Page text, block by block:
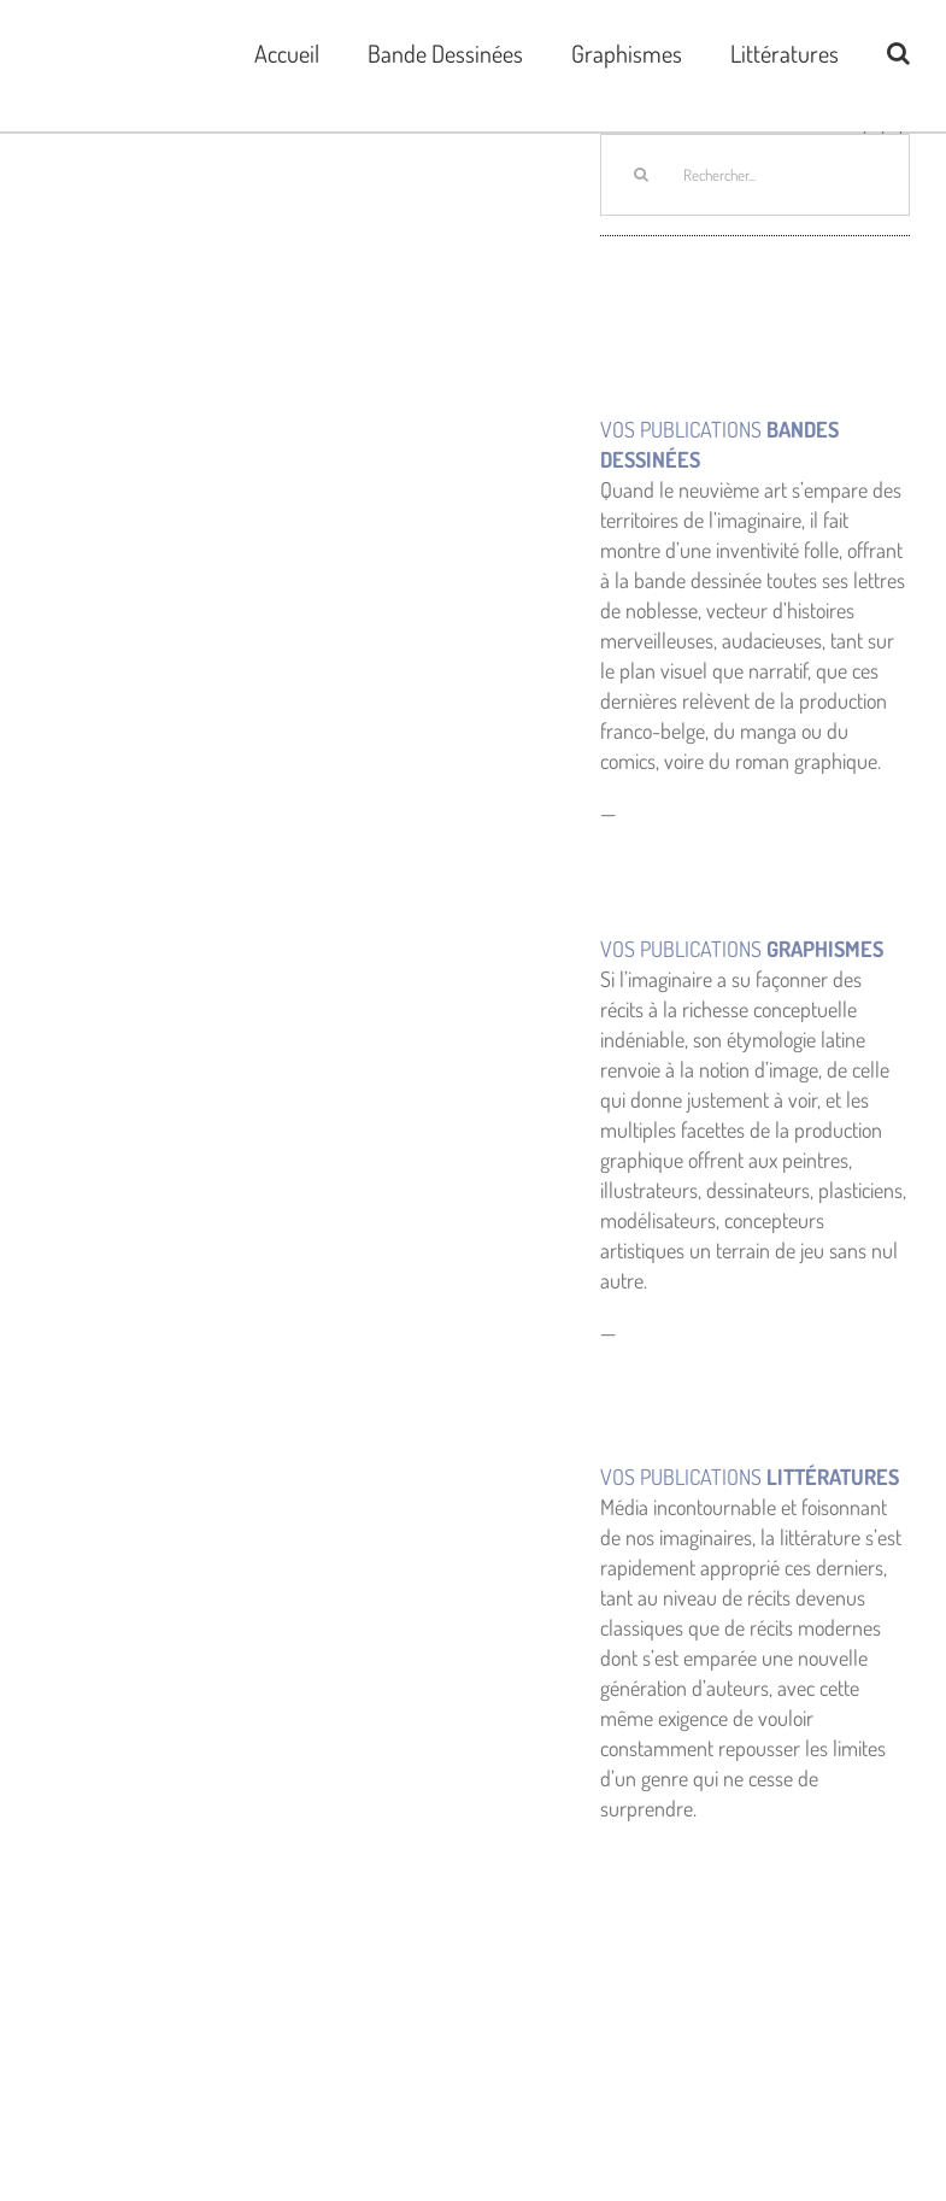
Accueil Bande Dessinées Graphismes Littératures
VOS PUBLICATIONS BANDES
DESSINÉES
Quand le neuvième art s’empare des
territoires de l’imaginaire, il fait
montre d’une inventivité folle, offrant
à la bande dessinée toutes ses lettres
de noblesse, vecteur d’histoires
merveilleuses, audacieuses, tant sur
le plan visuel que narratif, que ces
dernières relèvent de la production
franco-belge, du manga ou du
comics, voire du roman graphique.
—
VOS PUBLICATIONS GRAPHISMES
Si l’imaginaire a su façonner des
récits à la richesse conceptuelle
indéniable, son étymologie latine
renvoie à la notion d’image, de celle
qui donne justement à voir, et les
multiples facettes de la production
graphique offrent aux peintres,
illustrateurs, dessinateurs, plasticiens,
modélisateurs, concepteurs
artistiques un terrain de jeu sans nul
autre.
—
VOS PUBLICATIONS LITTÉRATURES
Média incontournable et foisonnant
de nos imaginaires, la littérature s’est
rapidement approprié ces derniers,
tant au niveau de récits devenus
classiques que de récits modernes
dont s’est emparée une nouvelle
génération d’auteurs, avec cette
même exigence de vouloir
constamment repousser les limites
d’un genre qui ne cesse de
surprendre.